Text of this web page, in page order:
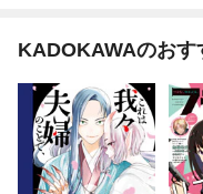
KADOKAWAのおす